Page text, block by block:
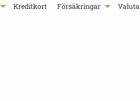
Kreditkort Försäkringar Valuta